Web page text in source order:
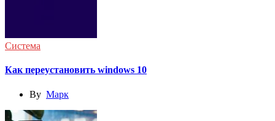
Система
Как переустановить windows 10
By Марк